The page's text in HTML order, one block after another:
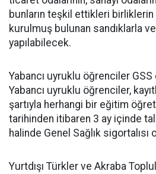
bunların teşkil ettikleri
kurulmuş bulunan sandıklarla
yapılabilecek.
Yabancı uyruklu öğrenciler
Yabancı uyruklu öğrenciler,
şartıyla herhangi bir eğitim
tarihinden itibaren 3 ay içinde
halinde Genel Sağlık sigortalısı
Yurtdışı Türkler ve Akraba